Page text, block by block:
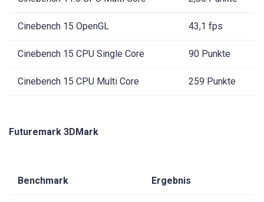
Cinebench 15 OpenGL 43,1 fps
Cinebench 15 CPU Single Core 90 Punkte
Cinebench 15 CPU Multi Core 259 Punkte
Futuremark 3DMark
Benchmark Ergebnis